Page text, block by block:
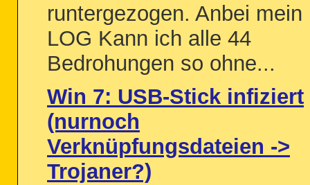
runtergezogen. Anbei mein
LOG Kann ich alle 44
Bedrohungen so ohne...
Win 7: USB-Stick infiziert
(nurnoch
Verknüpfungsdateien ->
Trojaner?)